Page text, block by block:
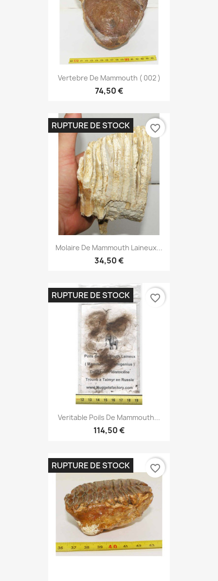
Vertebre De Mammouth ( 002 )
74,50 €
Molaire De Mammouth Laineux...
34,50 €
RUPTURE DE STOCK favorite_border
Veritable Poils De Mammouth...
114,50 €
RUPTURE DE STOCK favorite_border
RUPTURE DE STOCK favorite_border